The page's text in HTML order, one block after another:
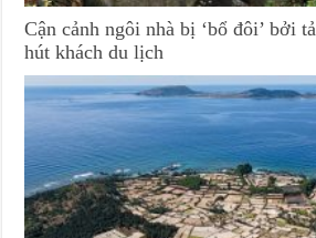
Cận cảnh ngôi nhà bị ‘bổ đôi’ bởi
hút khách du lịch